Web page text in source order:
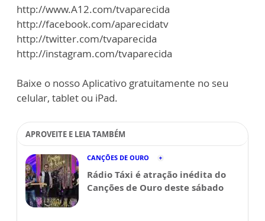
http://www.A12.com/tvaparecida
http://facebook.com/aparecidatv
http://twitter.com/tvaparecida
http://instagram.com/tvaparecida
Baixe o nosso Aplicativo gratuitamente no seu
celular, tablet ou iPad.
APROVEITE E LEIA TAMBÉM
CANÇÕES DE OURO
Rádio Táxi é atração inédita do
Canções de Ouro deste sábado